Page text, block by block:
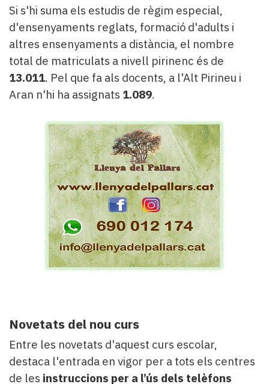
Si s'hi suma els estudis de règim especial,
d'ensenyaments reglats, formació d'adults i
altres ensenyaments a distància, el nombre
total de matriculats a nivell pirinenc és de
13.011. Pel que fa als docents, a l'Alt Pirineu i
Aran n'hi ha assignats 1.089.
Novetats del nou curs
Entre les novetats d'aquest curs escolar,
destaca l'entrada en vigor per a tots els centres
de les instruccions per a l’ús dels telèfons